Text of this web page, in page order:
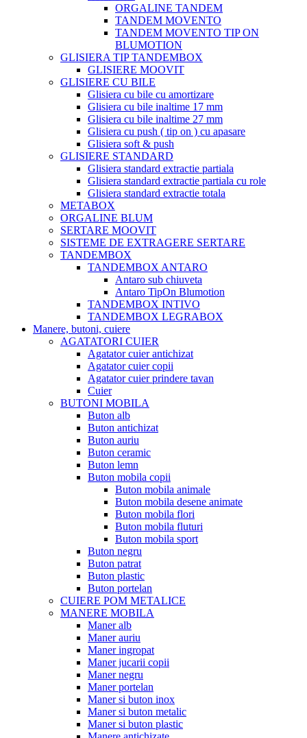
ORGALINE TANDEM
TANDEM MOVENTO
TANDEM MOVENTO TIP ON
BLUMOTION
GLISIERA TIP TANDEMBOX
GLISIERE MOOVIT
GLISIERE CU BILE
Glisiera cu bile cu amortizare
Glisiera cu bile inaltime 17 mm
Glisiera cu bile inaltime 27 mm
Glisiera cu push ( tip on ) cu apasare
Glisiera soft & push
GLISIERE STANDARD
Glisiera standard extractie partiala
Glisiera standard extractie partiala cu role
Glisiera standard extractie totala
METABOX
ORGALINE BLUM
SERTARE MOOVIT
SISTEME DE EXTRAGERE SERTARE
TANDEMBOX
TANDEMBOX ANTARO
Antaro sub chiuveta
Antaro TipOn Blumotion
TANDEMBOX INTIVO
TANDEMBOX LEGRABOX
Manere, butoni, cuiere
AGATATORI CUIER
Agatator cuier antichizat
Agatator cuier copii
Agatator cuier prindere tavan
Cuier
BUTONI MOBILA
Buton alb
Buton antichizat
Buton auriu
Buton ceramic
Buton lemn
Buton mobila copii
Buton mobila animale
Buton mobila desene animate
Buton mobila flori
Buton mobila fluturi
Buton mobila sport
Buton negru
Buton patrat
Buton plastic
Buton portelan
CUIERE POM METALICE
MANERE MOBILA
Maner alb
Maner auriu
Maner ingropat
Maner jucarii copii
Maner negru
Maner portelan
Maner si buton inox
Maner si buton metalic
Maner si buton plastic